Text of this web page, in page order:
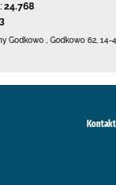
24.768
Godkowo Godkowo 62 14-
Kontakt